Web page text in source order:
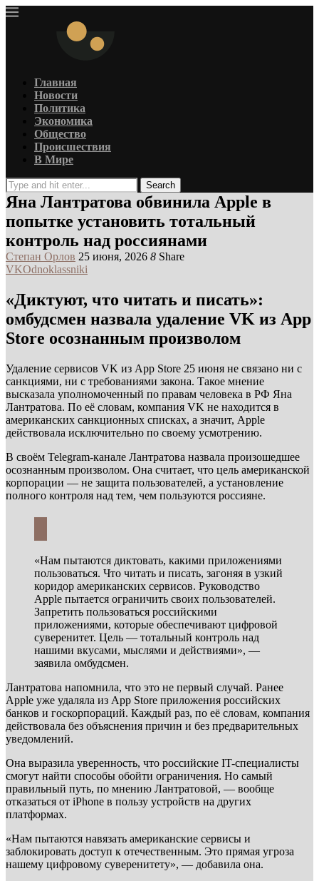
Главная
Новости
Политика
Экономика
Общество
Происшествия
В Мире
Search
Яна Лантратова обвинила Apple в
попытке установить тотальный
контроль над россиянами
Степан Орлов 25 июня, 2026 8 Share
VKOdnoklassniki
«Диктуют, что читать и писать»:
омбудсмен назвала удаление VK из App
Store осознанным произволом
Удаление сервисов VK из App Store 25 июня не связано ни с
санкциями, ни с требованиями закона. Такое мнение
высказала уполномоченный по правам человека в РФ Яна
Лантратова. По её словам, компания VK не находится в
американских санкционных списках, а значит, Apple
действовала исключительно по своему усмотрению.
В своём Telegram-канале Лантратова назвала произошедшее
осознанным произволом. Она считает, что цель американской
корпорации — не защита пользователей, а установление
полного контроля над тем, чем пользуются россияне.
«Нам пытаются диктовать, какими приложениями
пользоваться. Что читать и писать, загоняя в узкий
коридор американских сервисов. Руководство
Apple пытается ограничить своих пользователей.
Запретить пользоваться российскими
приложениями, которые обеспечивают цифровой
суверенитет. Цель — тотальный контроль над
нашими вкусами, мыслями и действиями», —
заявила омбудсмен.
Лантратова напомнила, что это не первый случай. Ранее
Apple уже удаляла из App Store приложения российских
банков и госкорпораций. Каждый раз, по её словам, компания
действовала без объяснения причин и без предварительных
уведомлений.
Она выразила уверенность, что российские IT-специалисты
смогут найти способы обойти ограничения. Но самый
правильный путь, по мнению Лантратовой, — вообще
отказаться от iPhone в пользу устройств на других
платформах.
«Нам пытаются навязать американские сервисы и
заблокировать доступ к отечественным. Это прямая угроза
нашему цифровому суверенитету», — добавила она.